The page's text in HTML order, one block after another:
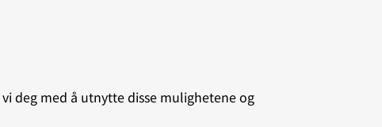
deg med å utnytte disse mulighetene og